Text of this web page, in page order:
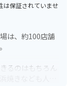
保証されていませ
は、約100店舗
るのはもちろん
焼きなども人気